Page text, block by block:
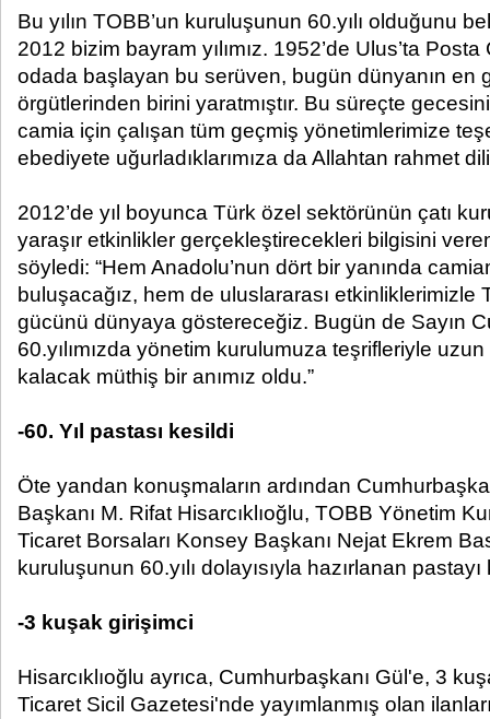
Bu yılın TOBB’un kuruluşunun 60.yılı olduğunu
2012 bizim bayram yılımız. 1952’de Ulus’ta
odada başlayan bu serüven, bugün dünyanın en
örgütlerinden birini yaratmıştır. Bu süreçte
camia için çalışan tüm geçmiş yönetimlerimize
ebediyete uğurladıklarımıza da Allahtan rahmet
2012’de yıl boyunca Türk özel sektörünün çatı
yaraşır etkinlikler gerçekleştirecekleri bilgisini
söyledi: “Hem Anadolu’nun dört bir yanında
buluşacağız, hem de uluslararası etkinliklerimizle
gücünü dünyaya göstereceğiz. Bugün de Sayın
60.yılımızda yönetim kurulumuza teşrifleriyle uzun
kalacak müthiş bir anımız oldu.”
-60. Yıl pastası kesildi
Öte yandan konuşmaların ardından
Başkanı M. Rifat Hisarcıklıoğlu, TOBB Yönetim
Ticaret Borsaları Konsey Başkanı Nejat Ekrem
kuruluşunun 60.yılı dolayısıyla hazırlanan pastayı
-3 kuşak girişimci
Hisarcıklıoğlu ayrıca, Cumhurbaşkanı Gül'e, 3
Ticaret Sicil Gazetesi'nde yayımlanmış olan